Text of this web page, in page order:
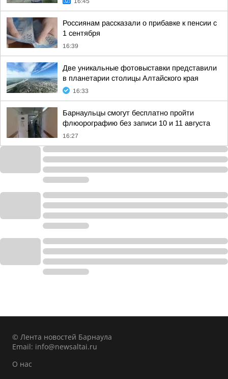
Россиянам рассказали о прибавке к пенсии с
1 сентября
16:39
Две уникальные фотовыставки представили
в планетарии столицы Алтайского края
16:33
Барнаульцы смогут бесплатно пройти
флюорографию без записи 10 и 11 августа
16:27
© Лента новостей Барнаула
Email: info@newsaltai.ru
О нас